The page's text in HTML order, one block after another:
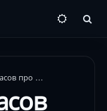
Сериалы ужасов про Пасху